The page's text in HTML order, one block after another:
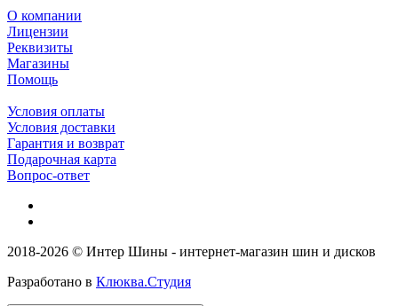
О компании
Лицензии
Реквизиты
Магазины
Помощь
Условия оплаты
Условия доставки
Гарантия и возврат
Подарочная карта
Вопрос-ответ
2018-2026 © Интер Шины - интернет-магазин шин и дисков
Разработано в Клюква.Студия